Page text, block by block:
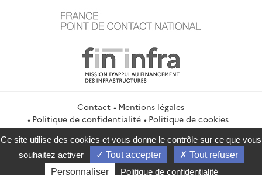
Contact
Mentions légales
Politique de confidentialité
Politique de cookies
Gestion des cookies
Flux RSS
service-public.gouv.fr
legifrance.gouv.fr
info.gouv.fr
data.gouv.fr
Ce site utilise des cookies et vous donne le contrôle sur ce que vous
souhaitez activer
Tout accepter
Tout refuser
Personnaliser
Politique de confidentialité